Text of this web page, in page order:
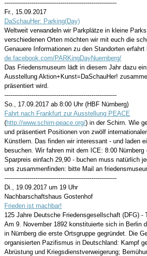
----------------------------------------------------------
Fr., 15.09.2017
DaSchauHer: Parking(Day)
Weltweit verwandeln wir Parkplätze in kleine
verschiedenen Orten möchten wir mit euch die
Genauere Informationen zu den Standorten erfahrt
de.facebook.com/PARKingDayNuernberg/
Das Friedensmuseum lädt in diesem Jahr dazu
Ausstellung Aktion+Kunst=DaSchauHer!
präsentiert wird.
----------------------------------------------------------
So., 17.09.2017 ab 8:00 Uhr (HBF Nürnberg)
Fahrt nach Frankfurt zur Ausstellung PEACE
(http://www.schirn-peace.org/) in der Schirn. Wie
und präsentiert Positionen von zwölf
Künstlern. Das finden wir interessant - und laden
besuchen. Wir fahren mit dem ICE: 8:00
Sparpreis einfach 29,90 - buchen muss natürlich
uns zusammenfinden: bitte Mail an
----------------------------------------------------------
Di., 19.09.2017 um 19 Uhr
Nachbarschaftshaus Gostenhof
Frieden ist machbar!
125 Jahre Deutsche Friedensgesellschaft (DFG) -
Am 9. November 1892 konstituierte sich in Berlin
in Nürnberg die erste Ortsgruppe gegründet. Die
organisierten Pazifismus in Deutschland: Kampf
Abrüstung und Kriegsdienstverweigerung;